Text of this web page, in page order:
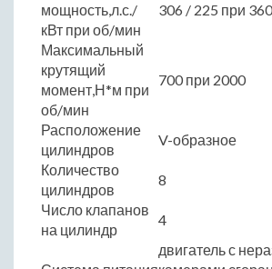
мощность,л.с./
кВт при об/мин
306 / 225 при
Максимальный
крутящий
момент,Н*м при
об/мин
700 при 2000
Расположение
цилиндров
V-образное
Количество
цилиндров
8
Число клапанов
на цилиндр
4
двигатель с